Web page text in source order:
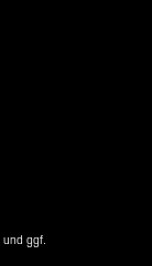
und ggf.